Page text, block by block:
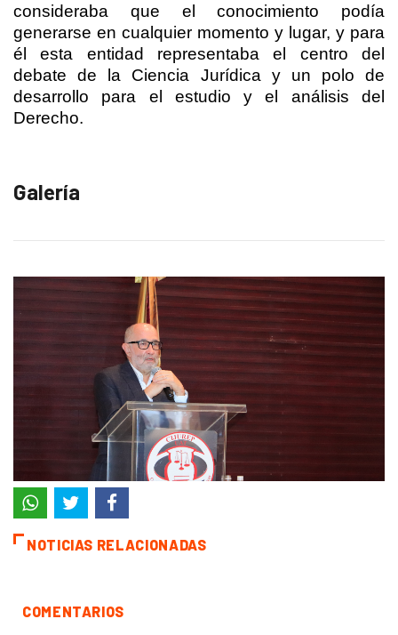
consideraba que el conocimiento podía
generarse en cualquier momento y lugar, y para
él esta entidad representaba el centro del
debate de la Ciencia Jurídica y un polo de
desarrollo para el estudio y el análisis del
Derecho.
Galería
NOTICIAS RELACIONADAS
COMENTARIOS